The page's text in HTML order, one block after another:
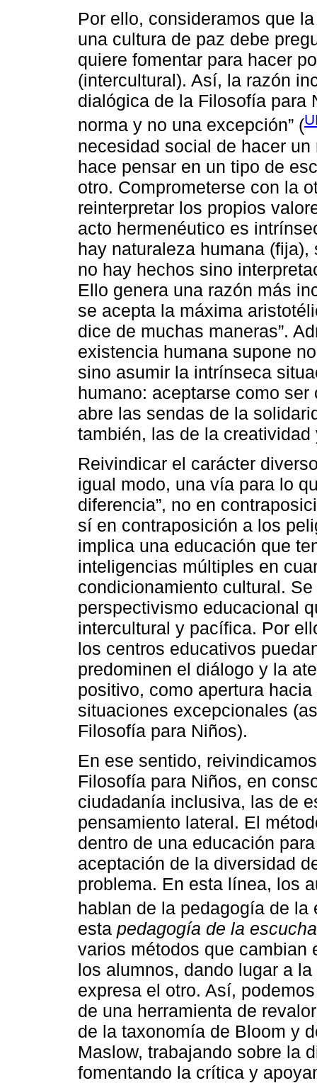
Por ello, consideramos que
una cultura de paz debe
quiere fomentar para hacer
(intercultural). Así, la razón
dialógica de la Filosofía para
norma y no una excepción” (
necesidad social de hacer
hace pensar en un tipo de
otro. Comprometerse con la
reinterpretar los propios
acto hermenéutico es
hay naturaleza humana
no hay hechos sino
Ello genera una razón más
se acepta la máxima
dice de muchas maneras”.
existencia humana supone
sino asumir la intrínseca
humano: aceptarse como
abre las sendas de la
también, las de la
Reivindicar el carácter
igual modo, una vía para lo
diferencia”, no en
sí en contraposición a los
implica una educación que
inteligencias múltiples en
condicionamiento cultural.
perspectivismo educacional
intercultural y pacífica. Por
los centros educativos
predominen el diálogo y la
positivo, como apertura
situaciones excepcionales
Filosofía para Niños).
En ese sentido,
Filosofía para Niños, en
ciudadanía inclusiva, las de
pensamiento lateral. El
dentro de una educación
aceptación de la diversidad
problema. En esta línea, los
hablan de la pedagogía de la
esta pedagogía de la escucha
varios métodos que cambian
los alumnos, dando lugar a
expresa el otro. Así,
de una herramienta de
de la taxonomía de Bloom y
Maslow, trabajando sobre la
fomentando la crítica y